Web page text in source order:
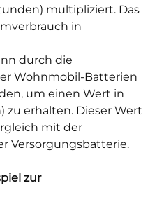
multipliziert. Das
in
durch die
Wohnmobil-Batterien
um einen Wert in
zu erhalten. Dieser Wert
mit der
Versorgungsbatterie.
zur